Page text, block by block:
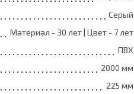
Серый
Материал - 30 лет | Цвет - 7 лет
ПВХ
2000 мм
225 мм